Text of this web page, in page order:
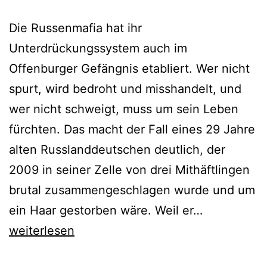
Die Russenmafia hat ihr
Unterdrückungssystem auch im
Offenburger Gefängnis etabliert. Wer nicht
spurt, wird bedroht und misshandelt, und
wer nicht schweigt, muss um sein Leben
fürchten. Das macht der Fall eines 29 Jahre
alten Russlanddeutschen deutlich, der
2009 in seiner Zelle von drei Mithäftlingen
brutal zusammengeschlagen wurde und um
ein Haar gestorben wäre. Weil er…
weiterlesen